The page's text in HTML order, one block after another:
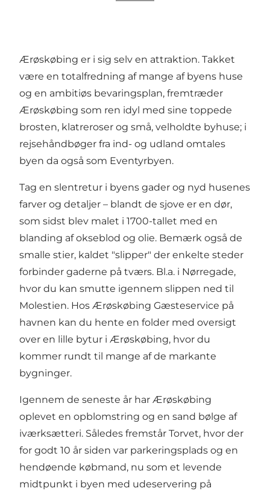
Ærøskøbing er i sig selv en attraktion. Takket
være en totalfredning af mange af byens huse
og en ambitiøs bevaringsplan, fremtræder
Ærøskøbing som ren idyl med sine toppede
brosten, klatreroser og små, velholdte byhuse; i
rejsehåndbøger fra ind- og udland omtales
byen da også som Eventyrbyen.
Tag en slentretur i byens gader og nyd husenes
farver og detaljer – blandt de sjove er en dør,
som sidst blev malet i 1700-tallet med en
blanding af okseblod og olie. Bemærk også de
smalle stier, kaldet "slipper" der enkelte steder
forbinder gaderne på tværs. Bl.a. i Nørregade,
hvor du kan smutte igennem slippen ned til
Molestien. Hos Ærøskøbing Gæsteservice på
havnen kan du hente en folder med oversigt
over en lille bytur i Ærøskøbing, hvor du
kommer rundt til mange af de markante
bygninger.
Igennem de seneste år har Ærøskøbing
oplevet en opblomstring og en sand bølge af
iværksætteri. Således fremstår Torvet, hvor der
for godt 10 år siden var parkeringsplads og en
hendøende købmand, nu som et levende
midtpunkt i byen med udeservering på